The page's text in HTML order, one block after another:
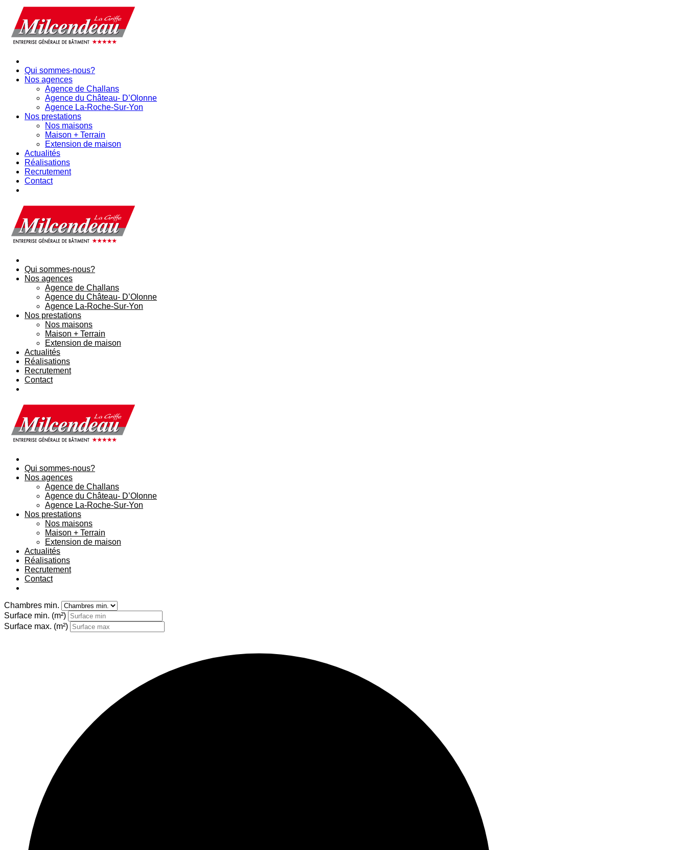
Qui sommes-nous?
Nos agences
Agence de Challans
Agence du Château- D’Olonne
Agence La-Roche-Sur-Yon
Nos prestations
Nos maisons
Maison + Terrain
Extension de maison
Actualités
Réalisations
Recrutement
Contact
Qui sommes-nous?
Nos agences
Agence de Challans
Agence du Château- D’Olonne
Agence La-Roche-Sur-Yon
Nos prestations
Nos maisons
Maison + Terrain
Extension de maison
Actualités
Réalisations
Recrutement
Contact
Qui sommes-nous?
Nos agences
Agence de Challans
Agence du Château- D’Olonne
Agence La-Roche-Sur-Yon
Nos prestations
Nos maisons
Maison + Terrain
Extension de maison
Actualités
Réalisations
Recrutement
Contact
Chambres min.
Surface min. (m²)
Surface max. (m²)